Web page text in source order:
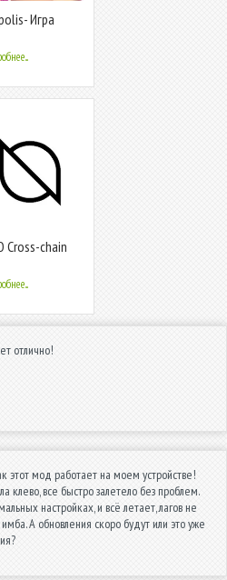
Игра
Cross-chain
отлично!
этот мод работает на моем устройстве!
клево, все быстро залетело без проблем.
настройках, и всё летает, лагов не
А обновления скоро будут или это уже